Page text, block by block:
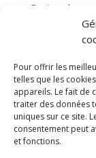
Pour offrir les
telles que les
appareils. Le fait de
traiter des données
uniques sur ce site.
consentement peut
et fonctions.
Featured
Non classé
partenaires
Poterie
rassemblons